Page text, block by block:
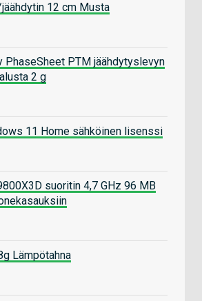
12 cm Musta
PhaseSheet PTM jäähdytyslevyn
2 g
11 Home sähköinen lisenssi
suoritin 4,7 GHz 96 MB
Lämpötahna